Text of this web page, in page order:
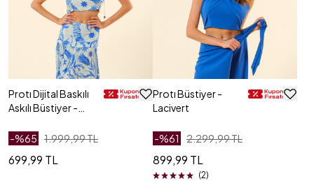
Protı Dijital Baskılı
Askılı Büstiyer -
-%65 1.999,99 TL
699,99 TL
Protı Büstiyer -
Lacivert
-%61 2.299,99 TL
899,99 TL
(2)